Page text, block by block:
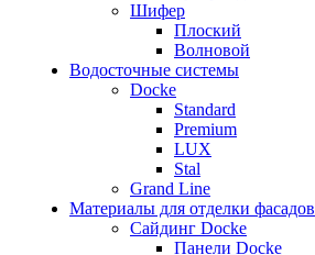
Шифер
Плоский
Волновой
Водосточные системы
Docke
Standard
Premium
LUX
Stal
Grand Line
Материалы для отделки фасадов
Сайдинг Docke
Панели Docke